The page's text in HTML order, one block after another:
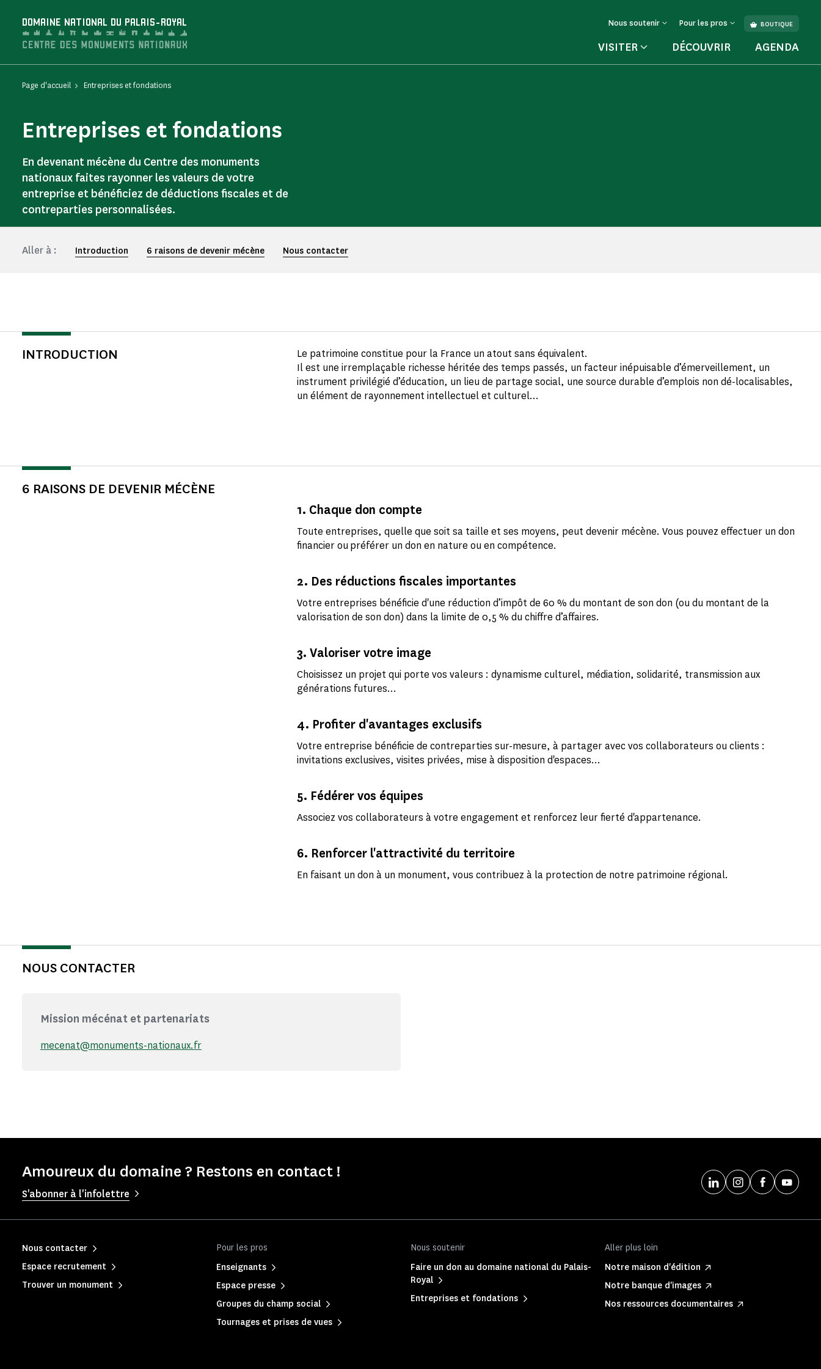
DOMAINE NATIONAL DU PALAIS-ROYAL Nous soutenir Pour les pros BOUTIQUE
VISITER DÉCOUVRIR AGENDA
Page d'accueil Entreprises et fondations
Entreprises et fondations
En devenant mécène du Centre des monuments
nationaux faites rayonner les valeurs de votre
entreprise et bénéficiez de déductions fiscales et de
contreparties personnalisées.
Aller à : Introduction 6 raisons de devenir mécène Nous contacter
INTRODUCTION
Le patrimoine constitue pour la France un atout sans équivalent.
Il est une irremplaçable richesse héritée des temps passés, un facteur inépuisable d’émerveillement, un
instrument privilégié d’éducation, un lieu de partage social, une source durable d’emplois non dé-localisables,
un élément de rayonnement intellectuel et culturel…
6 RAISONS DE DEVENIR MÉCÈNE
1. Chaque don compte
Toute entreprises, quelle que soit sa taille et ses moyens, peut devenir mécène. Vous pouvez effectuer un don
financier ou préférer un don en nature ou en compétence.
2. Des réductions fiscales importantes
Votre entreprises bénéficie d'une réduction d’impôt de 60 % du montant de son don (ou du montant de la
valorisation de son don) dans la limite de 0,5 % du chiffre d’affaires.
3. Valoriser votre image
Choisissez un projet qui porte vos valeurs : dynamisme culturel, médiation, solidarité, transmission aux
générations futures…
4. Profiter d'avantages exclusifs
Votre entreprise bénéficie de contreparties sur-mesure, à partager avec vos collaborateurs ou clients :
invitations exclusives, visites privées, mise à disposition d'espaces…
5. Fédérer vos équipes
Associez vos collaborateurs à votre engagement et renforcez leur fierté d'appartenance.
6. Renforcer l'attractivité du territoire
En faisant un don à un monument, vous contribuez à la protection de notre patrimoine régional.
NOUS CONTACTER
Mission mécénat et partenariats
mecenat@monuments-nationaux.fr
Amoureux du domaine ? Restons en contact !
S'abonner à l'infolettre
Pour les pros
Enseignants
Espace presse
Groupes du champ social
Tournages et prises de vues
Nous soutenir
Faire un don au domaine national du Palais-
Royal
Entreprises et fondations
Aller plus loin
Notre maison d'édition
Notre banque d'images
Nos ressources documentaires
Nous contacter
Espace recrutement
Trouver un monument